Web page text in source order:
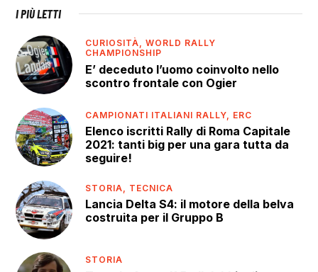
I PIÙ LETTI
CURIOSITÀ,WORLD RALLY
CHAMPIONSHIP
E’ deceduto l’uomo coinvolto nello
scontro frontale con Ogier
CAMPIONATI ITALIANI RALLY, ERC
Elenco iscritti Rally di Roma Capitale
2021: tanti big per una gara tutta da
seguire!
STORIA, TECNICA
Lancia Delta S4: il motore della belva
costruita per il Gruppo B
STORIA